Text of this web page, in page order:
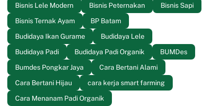
Bisnis Lele Modern
Bisnis Peternakan
Bisnis Sapi
Bisnis Ternak Ayam
BP Batam
Budidaya Ikan Gurame
Budidaya Lele
Budidaya Padi
Budidaya Padi Organik
BUMDes
Bumdes Pongkar Jaya
Cara Bertani Alami
Cara Bertani Hijau
cara kerja smart farming
Cara Menanam Padi Organik